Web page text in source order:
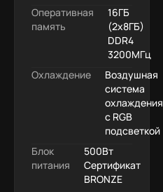
Оперативная
память
16ГБ
(2x8ГБ)
DDR4
3200МГц
Охлаждение
Воздушная
система
охлаждения
с RGB
подсветкой
Блок
питания
500Вт
Сертификат
BRONZE